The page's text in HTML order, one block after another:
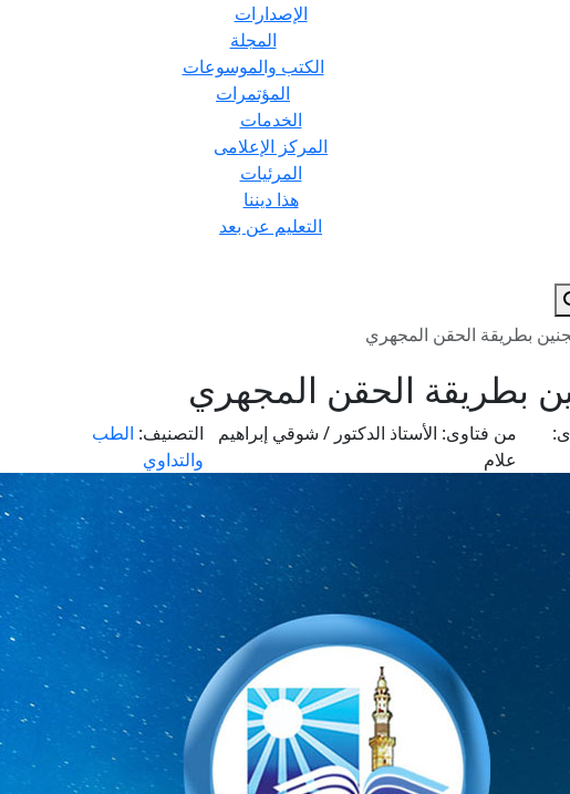
الإصدارات
المجلة
الكتب والموسوعات
المؤتمرات
الخدمات
المركز الإعلامى
المرئيات
هذا ديننا
التعليم عن بعد
بطريقة الحقن المجهري
بطريقة الحقن المجهري
من فتاوى: الأستاذ الدكتور / شوقي إبراهيم
علام
التصنيف: الطب
والتداوي